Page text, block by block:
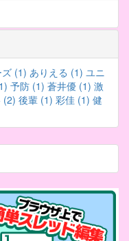
(1) ありえる (1) ユニ
予防 (1) 蒼井優 (1) 激
(2) 後輩 (1) 彩佳 (1) 健